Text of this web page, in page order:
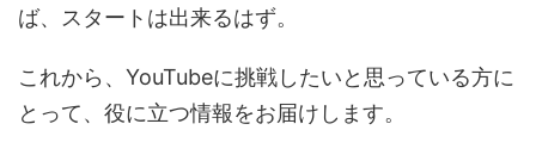
ば、スタートは出来るはず。
これから、YouTubeに挑戦したいと思っている方に
とって、役に立つ情報をお届けします。